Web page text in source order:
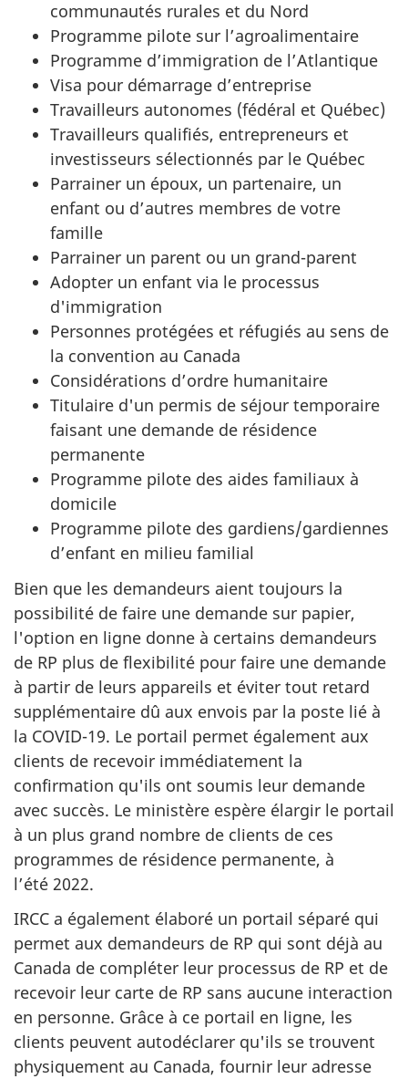
communautés rurales et du Nord
Programme pilote sur l’agroalimentaire
Programme d’immigration de l’Atlantique
Visa pour démarrage d’entreprise
Travailleurs autonomes (fédéral et Québec)
Travailleurs qualifiés, entrepreneurs et
investisseurs sélectionnés par le Québec
Parrainer un époux, un partenaire, un
enfant ou d’autres membres de votre
famille
Parrainer un parent ou un grand-parent
Adopter un enfant via le processus
d'immigration
Personnes protégées et réfugiés au sens de
la convention au Canada
Considérations d’ordre humanitaire
Titulaire d'un permis de séjour temporaire
faisant une demande de résidence
permanente
Programme pilote des aides familiaux à
domicile
Programme pilote des gardiens/gardiennes
d’enfant en milieu familial
Bien que les demandeurs aient toujours la
possibilité de faire une demande sur papier,
l'option en ligne donne à certains demandeurs
de RP plus de flexibilité pour faire une demande
à partir de leurs appareils et éviter tout retard
supplémentaire dû aux envois par la poste lié à
la COVID-19. Le portail permet également aux
clients de recevoir immédiatement la
confirmation qu'ils ont soumis leur demande
avec succès. Le ministère espère élargir le portail
à un plus grand nombre de clients de ces
programmes de résidence permanente, à
l’été 2022.
IRCC a également élaboré un portail séparé qui
permet aux demandeurs de RP qui sont déjà au
Canada de compléter leur processus de RP et de
recevoir leur carte de RP sans aucune interaction
en personne. Grâce à ce portail en ligne, les
clients peuvent autodéclarer qu'ils se trouvent
physiquement au Canada, fournir leur adresse